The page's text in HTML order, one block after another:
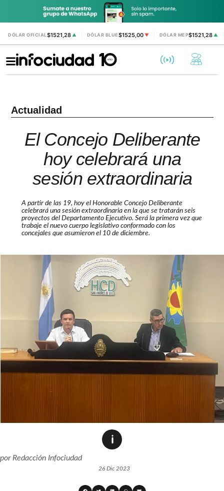
DÓLAR OFICIAL$1521,28 ▲ DÓLAR BLUE$1525,00 ▼ DÓLAR MEP$1521,28▲
Actualidad
El Concejo Deliberante
hoy celebrará una
sesión extraordinaria
A partir de las 19, hoy el Honorable Concejo Deliberante
celebrará una sesión extraordinaria en la que se tratarán seis
proyectos del Departamento Ejecutivo. Será la primera vez que
trabaje el nuevo cuerpo legislativo conformado con los
concejales que asumieron el 10 de diciembre.
porRedacción Infociudad
26 Dic 2023